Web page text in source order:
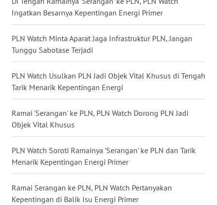
Ingatkan Besarnya Kepentingan Energi Primer
PLN Watch Minta Aparat Jaga Infrastruktur PLN, Jangan
Tunggu Sabotase Terjadi
PLN Watch Usulkan PLN Jadi Objek Vital Khusus di Tengah
Tarik Menarik Kepentingan Energi
Ramai 'Serangan' ke PLN, PLN Watch Dorong PLN Jadi
Objek Vital Khusus
PLN Watch Soroti Ramainya 'Serangan' ke PLN dan Tarik
Menarik Kepentingan Energi Primer
Ramai Serangan ke PLN, PLN Watch Pertanyakan
Kepentingan di Balik Isu Energi Primer
WN
LESUNG
KARO
WN
SIMALUNGUN
WN
LABUHANBATU